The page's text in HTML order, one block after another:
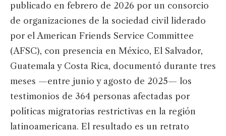
publicado en febrero de 2026 por un consorcio
de organizaciones de la sociedad civil liderado
por el American Friends Service Committee
(AFSC), con presencia en México, El Salvador,
Guatemala y Costa Rica, documentó durante tres
meses —entre junio y agosto de 2025— los
testimonios de 364 personas afectadas por
políticas migratorias restrictivas en la región
latinoamericana. El resultado es un retrato